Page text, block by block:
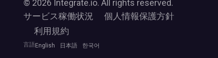
© 2026 Integrate.io. All rights reserved.
サービス稼働状況
個人情報保護方針
利用規約
言語 English 日本語 한국어